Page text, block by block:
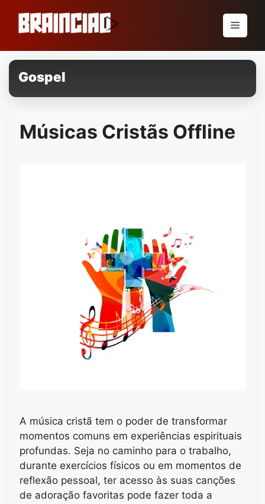
conteúdo
Menu
Gospel
Músicas Cristãs Offline
A música cristã tem o poder de transformar
momentos comuns em experiências espirituais
profundas. Seja no caminho para o trabalho,
durante exercícios físicos ou em momentos de
reflexão pessoal, ter acesso às suas canções
de adoração favoritas pode fazer toda a